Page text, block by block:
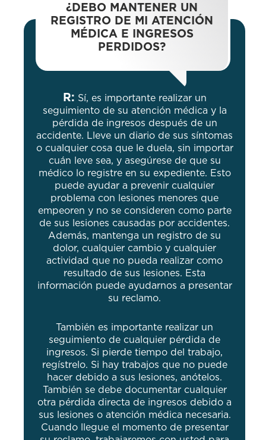
¿DEBO MANTENER UN
REGISTRO DE MI ATENCIÓN
MÉDICA E INGRESOS
PERDIDOS?
R: Sí, es importante realizar un
seguimiento de su atención médica y la
pérdida de ingresos después de un
accidente. Lleve un diario de sus síntomas
o cualquier cosa que le duela, sin importar
cuán leve sea, y asegúrese de que su
médico lo registre en su expediente. Esto
puede ayudar a prevenir cualquier
problema con lesiones menores que
empeoren y no se consideren como parte
de sus lesiones causadas por accidentes.
Además, mantenga un registro de su
dolor, cualquier cambio y cualquier
actividad que no pueda realizar como
resultado de sus lesiones. Esta
información puede ayudarnos a presentar
su reclamo.
También es importante realizar un
seguimiento de cualquier pérdida de
ingresos. Si pierde tiempo del trabajo,
regístrelo. Si hay trabajos que no puede
hacer debido a sus lesiones, anótelos.
También se debe documentar cualquier
otra pérdida directa de ingresos debido a
sus lesiones o atención médica necesaria.
Cuando llegue el momento de presentar